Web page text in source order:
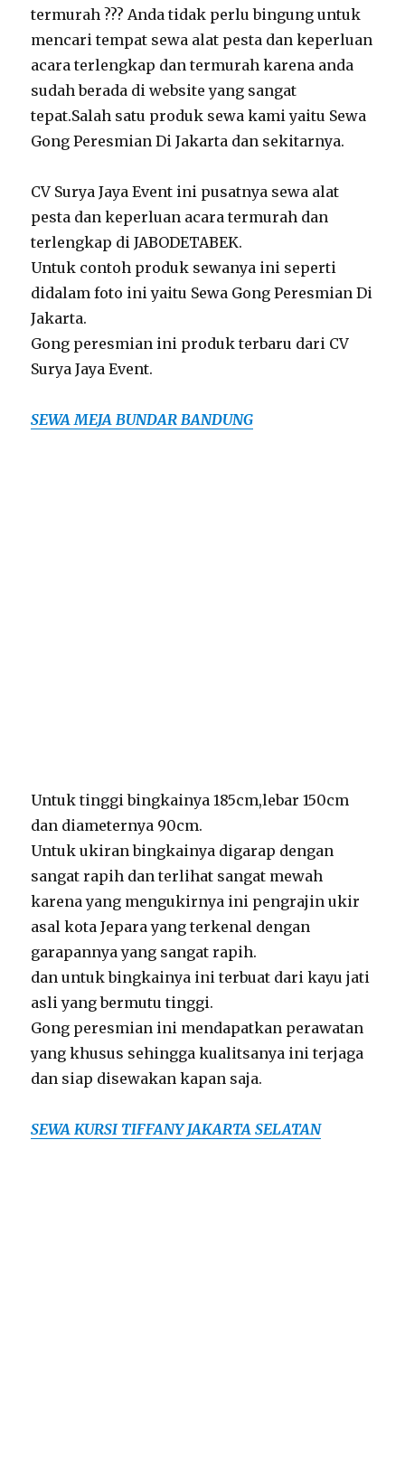
termurah ??? Anda tidak perlu bingung untuk
mencari tempat sewa alat pesta dan keperluan
acara terlengkap dan termurah karena anda
sudah berada di website yang sangat
tepat.Salah satu produk sewa kami yaitu Sewa
Gong Peresmian Di Jakarta dan sekitarnya.
CV Surya Jaya Event ini pusatnya sewa alat
pesta dan keperluan acara termurah dan
terlengkap di JABODETABEK.
Untuk contoh produk sewanya ini seperti
didalam foto ini yaitu Sewa Gong Peresmian Di
Jakarta.
Gong peresmian ini produk terbaru dari CV
Surya Jaya Event.
SEWA MEJA BUNDAR BANDUNG
Untuk tinggi bingkainya 185cm,lebar 150cm
dan diameternya 90cm.
Untuk ukiran bingkainya digarap dengan
sangat rapih dan terlihat sangat mewah
karena yang mengukirnya ini pengrajin ukir
asal kota Jepara yang terkenal dengan
garapannya yang sangat rapih.
dan untuk bingkainya ini terbuat dari kayu jati
asli yang bermutu tinggi.
Gong peresmian ini mendapatkan perawatan
yang khusus sehingga kualitsanya ini terjaga
dan siap disewakan kapan saja.
SEWA KURSI TIFFANY JAKARTA SELATAN